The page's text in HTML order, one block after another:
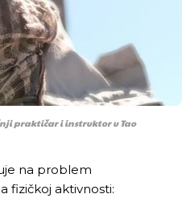
praktičar i instruktor u Tao
na problem
fizičkoj aktivnosti: